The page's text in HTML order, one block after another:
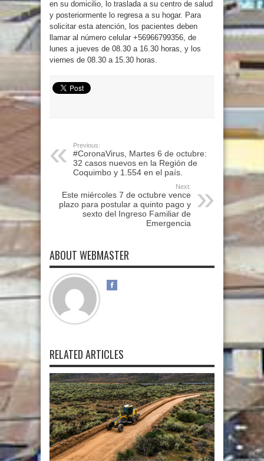
en su domicilio, lo traslada a su centro de salud
y posteriormente lo regresa a su hogar. Para
solicitar esta atención, los pacientes deben
llamar al número celular +56966799356, de
lunes a jueves de 08.30 a 16.30 horas, y los
viernes de 08.30 a 15.30 horas.
Previous:
#CoronaVirus, Martes 6 de octubre:
32 casos nuevos en la Región de
Coquimbo y 1.554 en el país.
Next:
Este miércoles 7 de octubre vence
plazo para postular a quinto pago y
sexto del Ingreso Familiar de
Emergencia
ABOUT WEBMASTER
RELATED ARTICLES